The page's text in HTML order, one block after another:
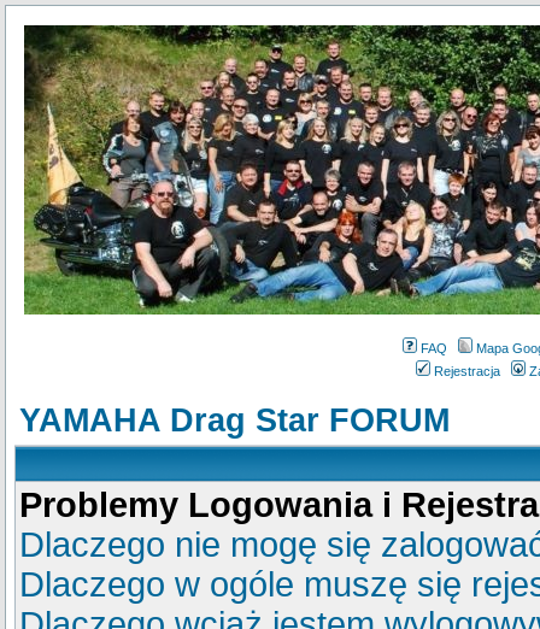
FAQ
Mapa
Rejestracja
YAMAHA Drag Star FORUM
Problemy Logowania i
Dlaczego nie mogę się
Dlaczego w ogóle muszę się